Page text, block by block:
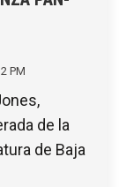
PM
de la
de Baja